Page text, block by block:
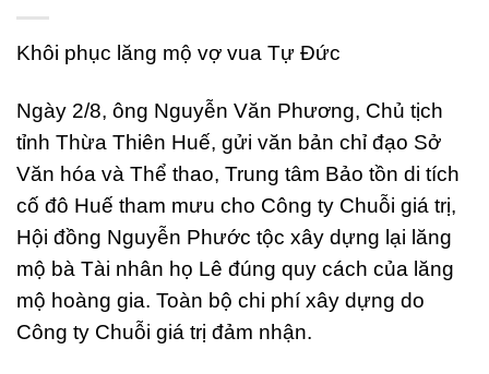
Khôi phục lăng mộ vợ vua Tự Đức
Ngày 2/8, ông Nguyễn Văn Phương, Chủ tịch
tỉnh Thừa Thiên Huế, gửi văn bản chỉ đạo Sở
Văn hóa và Thể thao, Trung tâm Bảo tồn di tích
cố đô Huế tham mưu cho Công ty Chuỗi giá trị,
Hội đồng Nguyễn Phước tộc xây dựng lại lăng
mộ bà Tài nhân họ Lê đúng quy cách của lăng
mộ hoàng gia. Toàn bộ chi phí xây dựng do
Công ty Chuỗi giá trị đảm nhận.